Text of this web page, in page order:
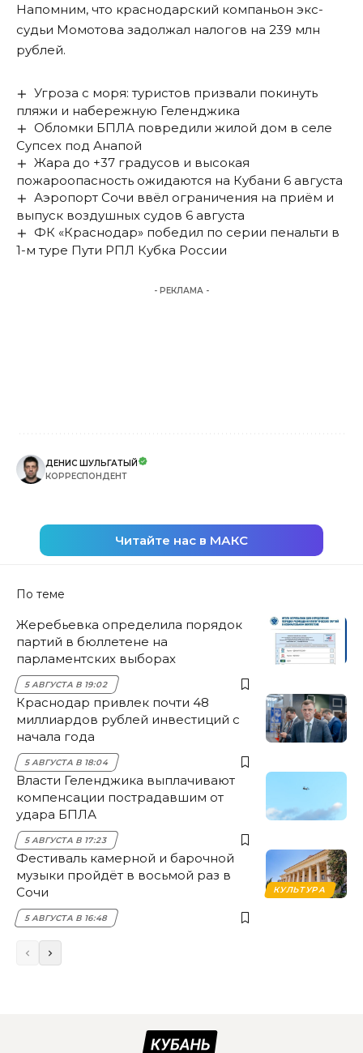
Напомним, что краснодарский компаньон экс-
судьи Момотова задолжал налогов на 239 млн
рублей.
Угроза с моря: туристов призвали покинуть
пляжи и набережную Геленджика
Обломки БПЛА повредили жилой дом в селе
Супсех под Анапой
Жара до +37 градусов и высокая
пожароопасность ожидаются на Кубани 6 августа
Аэропорт Сочи ввёл ограничения на приём и
выпуск воздушных судов 6 августа
ФК «Краснодар» победил по серии пенальти в
1-м туре Пути РПЛ Кубка России
- РЕКЛАМА -
ДЕНИС ШУЛЬГАТЫЙ
КОРРЕСПОНДЕНТ
Читайте нас в МАКС
По теме
Жеребьевка определила порядок
партий в бюллетене на
парламентских выборах
5 АВГУСТА В 19:02
Краснодар привлек почти 48
миллиардов рублей инвестиций с
начала года
5 АВГУСТА В 18:04
Власти Геленджика выплачивают
компенсации пострадавшим от
удара БПЛА
5 АВГУСТА В 17:23
КУЛЬТУРА
Фестиваль камерной и барочной
музыки пройдёт в восьмой раз в
Сочи
5 АВГУСТА В 16:48